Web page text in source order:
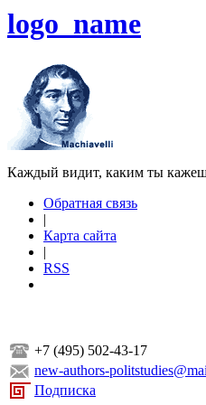
logo_name
Каждый видит, каким ты
Обратная связь
|
Карта сайта
|
RSS
+7 (495) 502-43-17
new-authors-
Подписка